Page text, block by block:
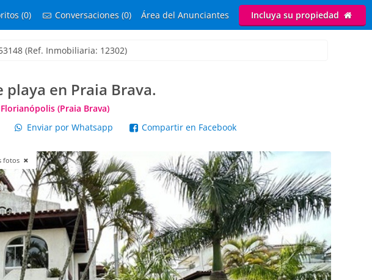
(0) Conversaciones (0) Área del Anunciantes Incluya su propiedad
(Ref. Inmobiliaria: 12302)
en Praia Brava.
Florianópolis (Praia Brava)
Enviar por Whatsapp Compartir en Facebook
fotos